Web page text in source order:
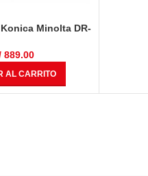
Minolta DR-
Páginas
889.00
AL CARRITO